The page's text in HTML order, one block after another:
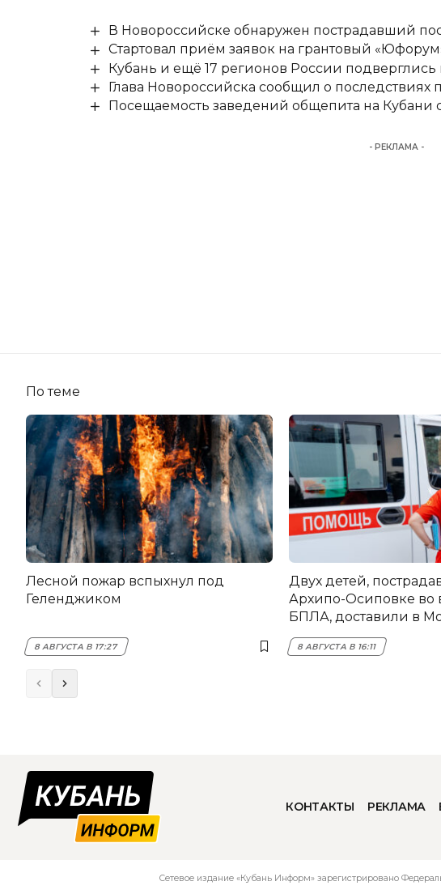
В Новороссийске обнаружен пострадавший
Стартовал приём заявок на грантовый
Кубань и ещё 17 регионов России
Глава Новороссийска сообщил о
Посещаемость заведений общепита на Кубани
- РЕКЛАМА -
По теме
Лесной пожар вспыхнул под
Геленджиком
8 АВГУСТА В 17:27
Двух детей,
Архипо-Осиповке во
БПЛА, доставили в
8 АВГУСТА В 16:11
КОНТАКТЫ РЕКЛАМА
Сетевое издание «Кубань Информ» зарегистрировано